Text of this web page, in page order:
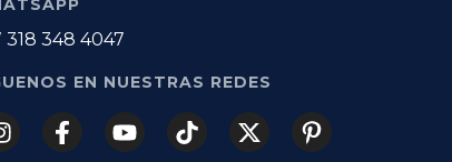
318 348 4047
EN NUESTRAS REDES